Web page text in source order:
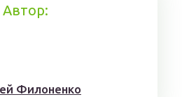
Автор:
Филoнeнкo